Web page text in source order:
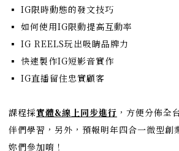
▪ IG限時動態的發文技巧
▪ 如何使用IG限動提高互動率
▪ IG REELS玩出吸睛品牌力
▪ 快速製作IG短影音實作
▪ IG直播留住忠實顧客
課程採實體&線上同步進行 ，方便分佈全
伴們學習，另外，預報明年四合一微型創
妳們參加唷！